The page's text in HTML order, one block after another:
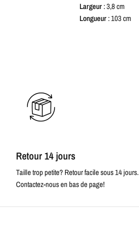
Largeur: 3,8 cm
Longueur: 103 cm
Retour 14 jours
Taille trop petite? Retour facile sous 14 jours.
Contactez-nous en bas de page!